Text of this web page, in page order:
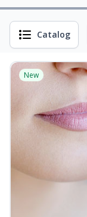
Catalog
New